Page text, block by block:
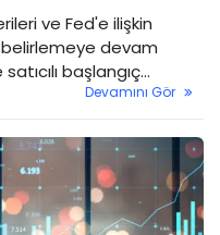
ve Fed'e ilişkin
devam
başlangıç
Devamını Gör